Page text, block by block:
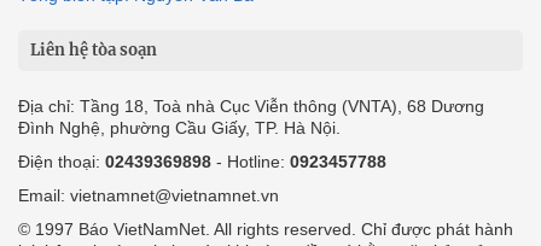
Liên hệ tòa soạn
Địa chỉ: Tầng 18, Toà nhà Cục Viễn thông (VNTA), 68 Dương
Đình Nghệ, phường Cầu Giấy, TP. Hà Nội.
Điện thoại: 02439369898 - Hotline: 0923457788
Email: vietnamnet@vietnamnet.vn
© 1997 Báo VietNamNet. All rights reserved. Chỉ được phát hành